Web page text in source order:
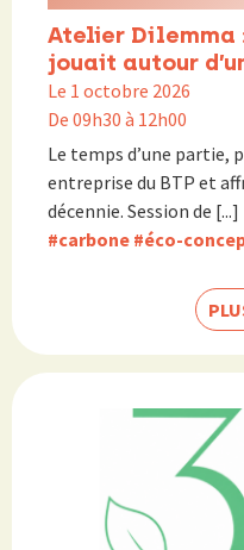
Atelier Dilemma
jouait autour
Le 1 octobre 2026
De 09h30 à 12h00
Le temps d’une partie,
entreprise du BTP et
décennie. Session de [...]
#carbone #éco-